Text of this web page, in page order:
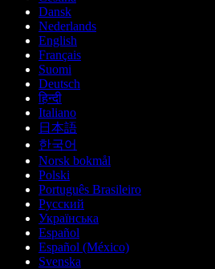
Dansk
Nederlands
English
Français
Suomi
Deutsch
हिन्दी
Italiano
日本語
한국어
Norsk bokmål
Polski
Português Brasileiro
Русский
Українська
Español
Español (México)
Svenska